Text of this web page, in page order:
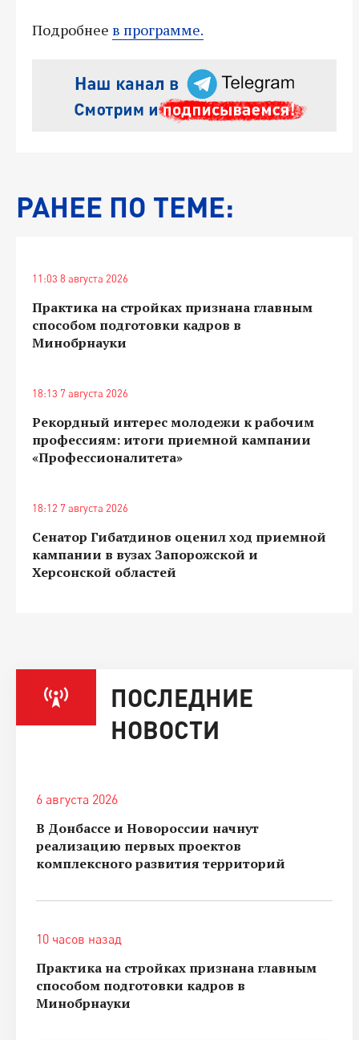
Подробнее в программе.
РАНЕЕ ПО ТЕМЕ:
11:03 8 августа 2026
Практика на стройках признана главным
способом подготовки кадров в
Минобрнауки
18:13 7 августа 2026
Рекордный интерес молодежи к рабочим
профессиям: итоги приемной кампании
«Профессионалитета»
18:12 7 августа 2026
Сенатор Гибатдинов оценил ход приемной
кампании в вузах Запорожской и
Херсонской областей
ПОСЛЕДНИЕ
НОВОСТИ
6 августа 2026
В Донбассе и Новороссии начнут
реализацию первых проектов
комплексного развития территорий
10 часов назад
Практика на стройках признана главным
способом подготовки кадров в
Минобрнауки